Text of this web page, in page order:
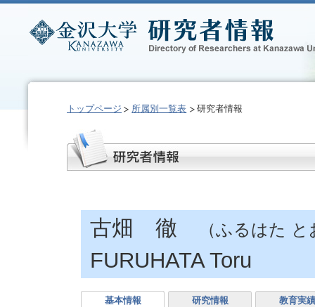
トップページ 所属別一覧表 研究者情報
古畑 徹 （ふるはた
FURUHATA Toru
基本情報 研究情報 教育実績